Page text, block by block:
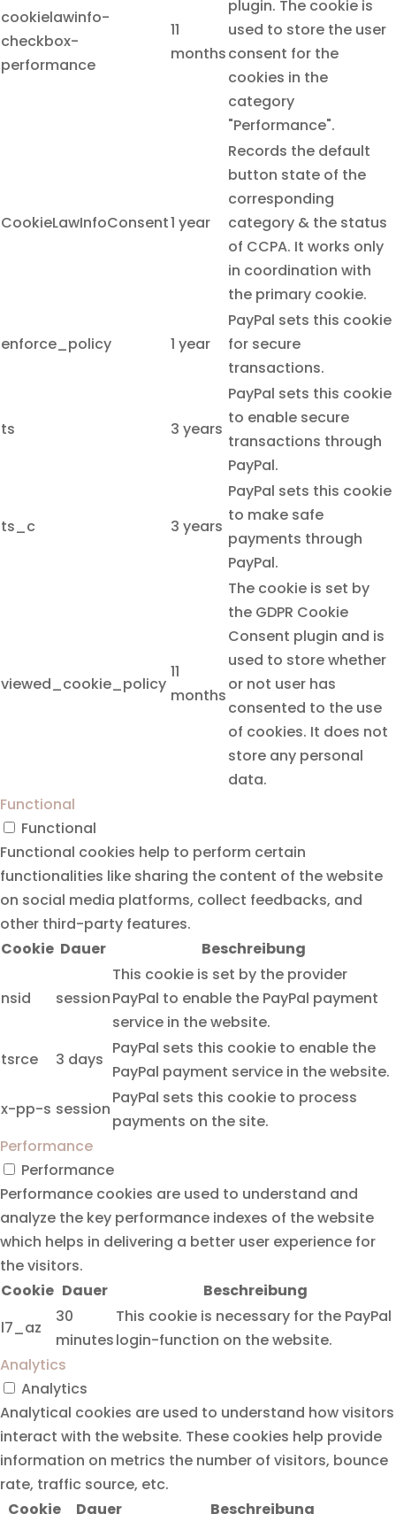
cookielawinfo-
checkbox-
performance
11
months
plugin. The cookie is
used to store the user
consent for the
cookies in the
category
"Performance".
CookieLawInfoConsent1 year
Records the default
button state of the
corresponding
category & the status
of CCPA. It works only
in coordination with
the primary cookie.
enforce_policy 1 year
PayPal sets this cookie
for secure
transactions.
ts 3 years
PayPal sets this cookie
to enable secure
transactions through
PayPal.
ts_c 3 years
PayPal sets this cookie
to make safe
payments through
PayPal.
viewed_cookie_policy
11
months
The cookie is set by
the GDPR Cookie
Consent plugin and is
used to store whether
or not user has
consented to the use
of cookies. It does not
store any personal
data.
Functional
Functional
Functional cookies help to perform certain
functionalities like sharing the content of the website
on social media platforms, collect feedbacks, and
other third-party features.
Cookie Dauer Beschreibung
nsid session
This cookie is set by the provider
PayPal to enable the PayPal payment
service in the website.
tsrce
3 days
PayPal sets this cookie to enable the
PayPal payment service in the website.
x-pp-s session
PayPal sets this cookie to process
payments on the site.
Performance
Performance
Performance cookies are used to understand and
analyze the key performance indexes of the website
which helps in delivering a better user experience for
the visitors.
Cookie Dauer
Beschreibung
l7_az
30
minutes
This cookie is necessary for the PayPal
login-function on the website.
Analytics
Analytics
Analytical cookies are used to understand how visitors
interact with the website. These cookies help provide
information on metrics the number of visitors, bounce
rate, traffic source, etc.
Cookie
Dauer Beschreibung